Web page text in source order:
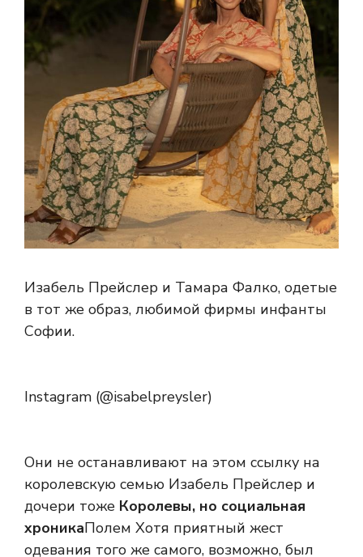
Изабель Прейслер и Тамара Фалко, одетые
в тот же образ, любимой фирмы инфанты
Софии.
Instagram (@isabelpreysler)
Они не останавливают на этом ссылку на
королевскую семью Изабель Прейслер и
дочери тоже Королевы, но социальная
хроникаПолем Хотя приятный жест
одевания того же самого, возможно, был